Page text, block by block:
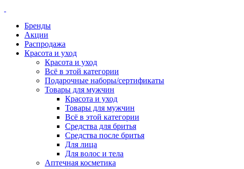
Бренды
Акции
Распродажа
Красота и уход
Красота и уход
Всё в этой категории
Подарочные наборы/сертификаты
Товары для мужчин
Красота и уход
Товары для мужчин
Всё в этой категории
Средства для бритья
Средства после бритья
Для лица
Для волос и тела
Аптечная косметика